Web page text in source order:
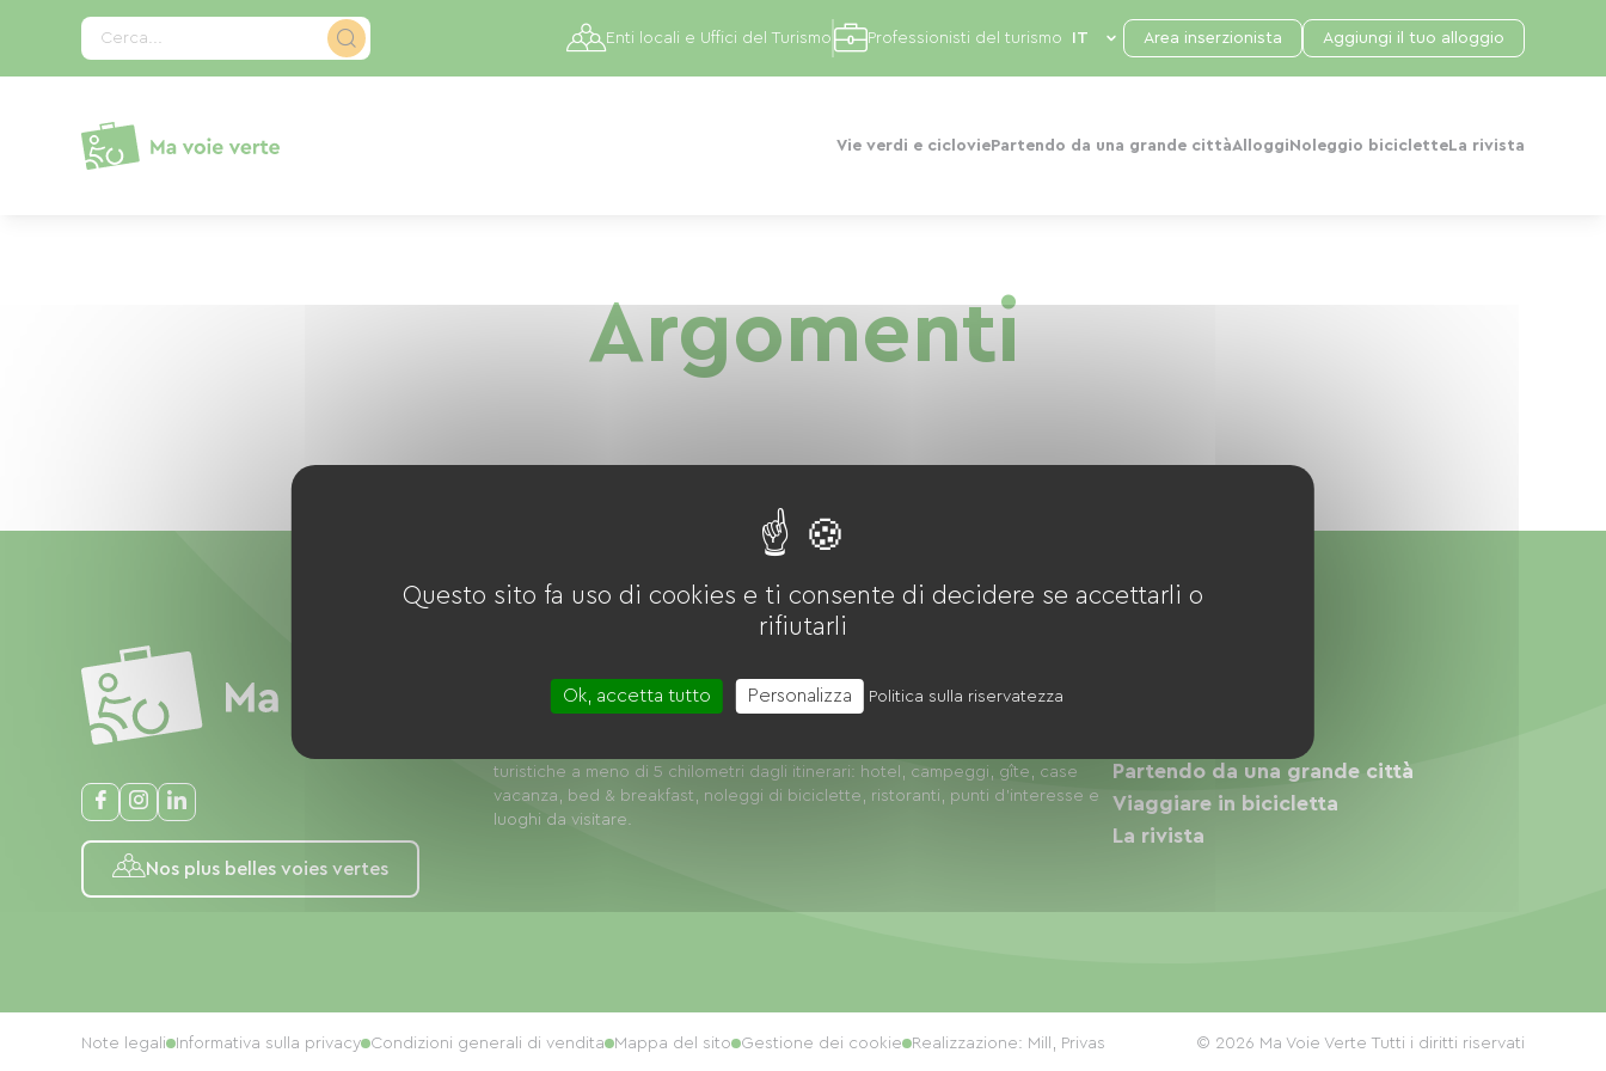
Cerca...
Vie verdi e ciclovie Partendo da una grande cittàAlloggi Noleggio biciclette La rivista
Enti locali e Uffici del Turismo Professionisti del turismo Area inserzionista Aggiungi il tuo alloggio
Argomenti
Nos plus belles voies vertes
turistiche a meno di 5 chilometri dagli itinerari: hotel, campeggi, gîte, case
vacanza, bed & breakfast, noleggi di biciclette, ristoranti, punti d'interesse e
luoghi da visitare.
Partendo da una grande città
Viaggiare in bicicletta
La rivista
© 2026 Ma Voie Verte Tutti i diritti riservati
Note legali Informativa sulla privacy Condizioni generali di vendita Mappa del sito Gestione dei cookie Realizzazione: Mill, Privas
Pannello di gestione dei cookies
Questo sito fa uso di cookies e ti consente di decidere se accettarli o
rifiutarli
Ok, accetta tutto Personalizza Politica sulla riservatezza